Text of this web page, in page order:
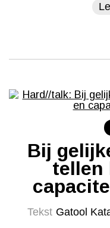
Bij
tellen
Tekst Gatool